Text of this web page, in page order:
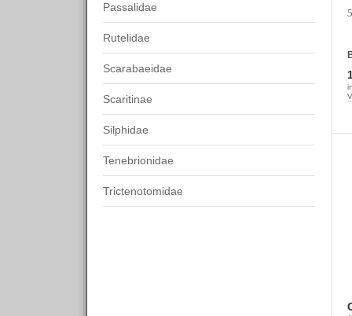
Passalidae
Rutelidae
Scarabaeidae
Scaritinae
Silphidae
Tenebrionidae
Trictenotomidae